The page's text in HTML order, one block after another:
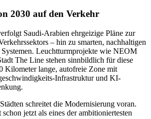
2030 auf den Verkehr
Saudi-Arabien ehrgeizige Pläne zur
– hin zu smarten, nachhaltigen
Leuchtturmprojekte wie NEOM
The Line stehen sinnbildlich für diese
Kilometer lange, autofreie Zone mit
Infrastruktur und KI-
schreitet die Modernisierung voran.
jetzt als eines der ambitioniertesten